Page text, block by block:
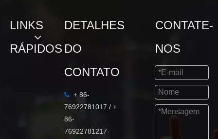
LINKS
RÁPIDOS
DETALHES
DO
CONTATO
 + 86-
76922781017 / +
86-
76922781217-
CONTATE-
NOS